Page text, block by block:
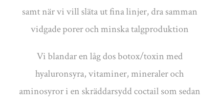
samt när vi vill släta ut fina linjer, dra samman
vidgade porer och minska talgproduktion
Vi blandar en låg dos botox/toxin med
hyaluronsyra, vitaminer, mineraler och
aminosyror i en skräddarsydd coctail som sedan